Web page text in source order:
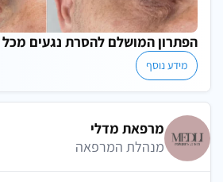
הפתרון המושלם להסרת נגעים מכל
מידע נוסף
מרפאת מדלי
מנהלת המרפאה